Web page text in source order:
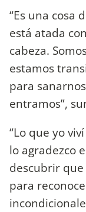
“Es una cosa
está atada
cabeza.
estamos
para
entramos”,
“Lo que yo
lo agradezco
descubrir
para